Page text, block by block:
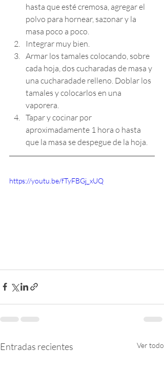
hasta que esté cremosa, agregar el
polvo para hornear, sazonar y la
masa poco a poco.
Integrar muy bien.
Armar los tamales colocando, sobre
cada hoja, dos cucharadas de masa y
una cucharadade relleno. Doblar los
tamales y colocarlos en una
vaporera.
Tapar y cocinar por
aproximadamente 1 hora o hasta
que la masa se despegue de la hoja.
https://youtu.be/fTyFBGj_xUQ
Entradas recientes Ver todo